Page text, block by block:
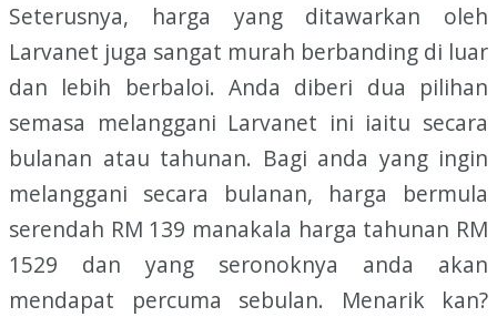
Seterusnya, harga yang ditawarkan oleh
Larvanet juga sangat murah berbanding di luar
dan lebih berbaloi. Anda diberi dua pilihan
semasa melanggani Larvanet ini iaitu secara
bulanan atau tahunan. Bagi anda yang ingin
melanggani secara bulanan, harga bermula
serendah RM 139 manakala harga tahunan RM
1529 dan yang seronoknya anda akan
mendapat percuma sebulan. Menarik kan?